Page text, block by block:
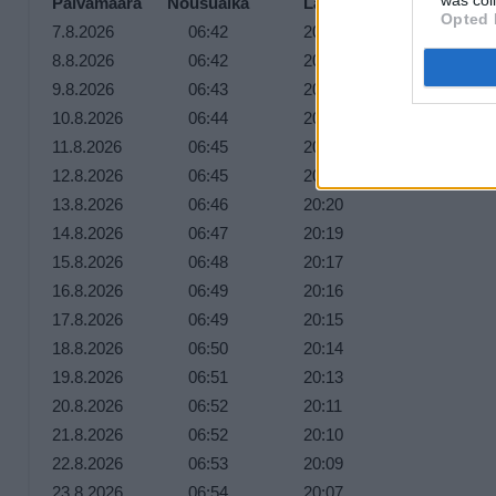
Opted
7.8.2026
06:42
20:26
8.8.2026
06:42
20:25
9.8.2026
06:43
20:24
10.8.2026
06:44
20:23
11.8.2026
06:45
20:22
12.8.2026
06:45
20:21
13.8.2026
06:46
20:20
14.8.2026
06:47
20:19
15.8.2026
06:48
20:17
16.8.2026
06:49
20:16
17.8.2026
06:49
20:15
18.8.2026
06:50
20:14
19.8.2026
06:51
20:13
20.8.2026
06:52
20:11
21.8.2026
06:52
20:10
22.8.2026
06:53
20:09